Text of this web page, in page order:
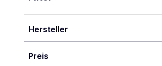
Hersteller
Preis